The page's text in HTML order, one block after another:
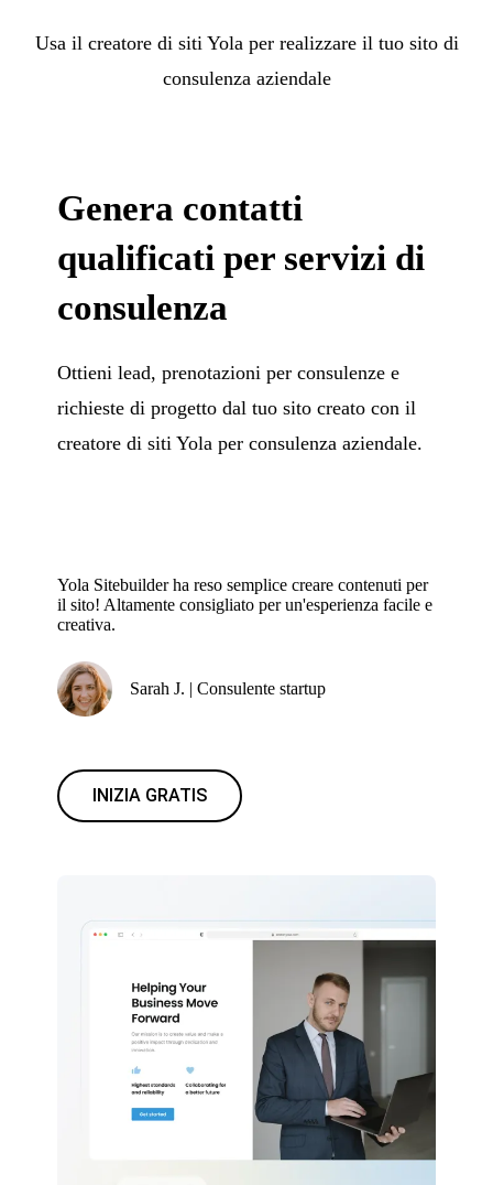
Usa il creatore di siti Yola per realizzare il tuo sito di
consulenza aziendale
Genera contatti
qualificati per servizi di
consulenza
Ottieni lead, prenotazioni per consulenze e
richieste di progetto dal tuo sito creato con il
creatore di siti Yola per consulenza aziendale.
Yola Sitebuilder ha reso semplice creare contenuti per
il sito! Altamente consigliato per un'esperienza facile e
creativa.
Sarah J. | Consulente startup
INIZIA GRATIS